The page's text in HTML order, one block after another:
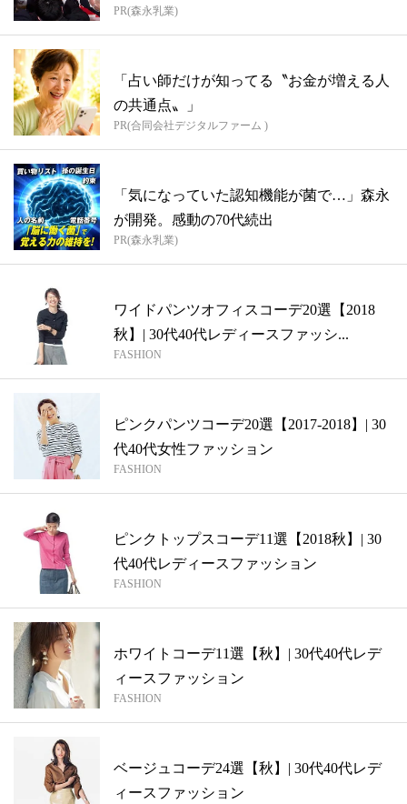
PR(森永乳業)
「占い師だけが知ってる〝お金が増える人
の共通点〟」
PR(合同会社デジタルファーム )
「気になっていた認知機能が菌で…」森永
が開発。感動の70代続出
PR(森永乳業)
ワイドパンツオフィスコーデ20選【2018
秋】| 30代40代レディースファッシ...
FASHION
ピンクパンツコーデ20選【2017-2018】| 30
代40代女性ファッション
FASHION
ピンクトップスコーデ11選【2018秋】| 30
代40代レディースファッション
FASHION
ホワイトコーデ11選【秋】| 30代40代レデ
ィースファッション
FASHION
ベージュコーデ24選【秋】| 30代40代レデ
ィースファッション